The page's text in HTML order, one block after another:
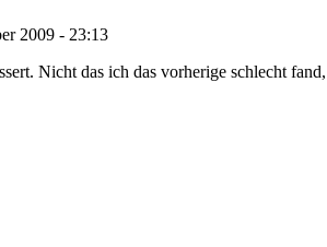
2009 - 23:13
Nicht das ich das vorherige schlecht